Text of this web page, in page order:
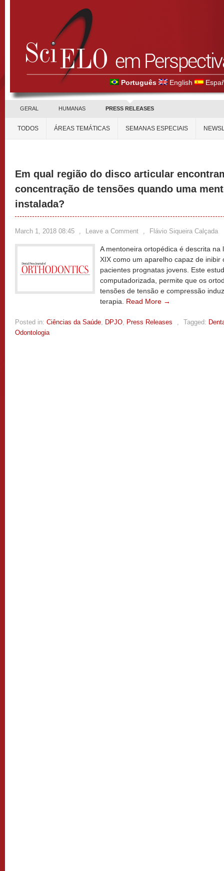
Português English
GERAL HUMANAS PRESS RELEASES
TODOS ÁREAS TEMÁTICAS SEMANAS ESPECIAIS
Em qual região do disco articular
concentração de tensões quando uma
instalada?
March 1, 2018 08:45 , Leave a Comment , Flávio Siqueira Calçada
A mentoneira ortopédica é descrita
XIX como um aparelho capaz de
pacientes prognatas jovens. Este
computadorizada, permite que os
tensões de tensão e compressão
terapia. Read More →
Posted in: Ciências da Saúde, DPJO, Press Releases , Tagged:
Odontologia